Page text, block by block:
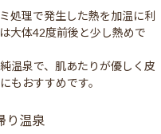
処理で発生した熱を加温に利
大体42度前後と少し熱めで
温泉で、肌あたりが優しく皮
もおすすめです。
り温泉